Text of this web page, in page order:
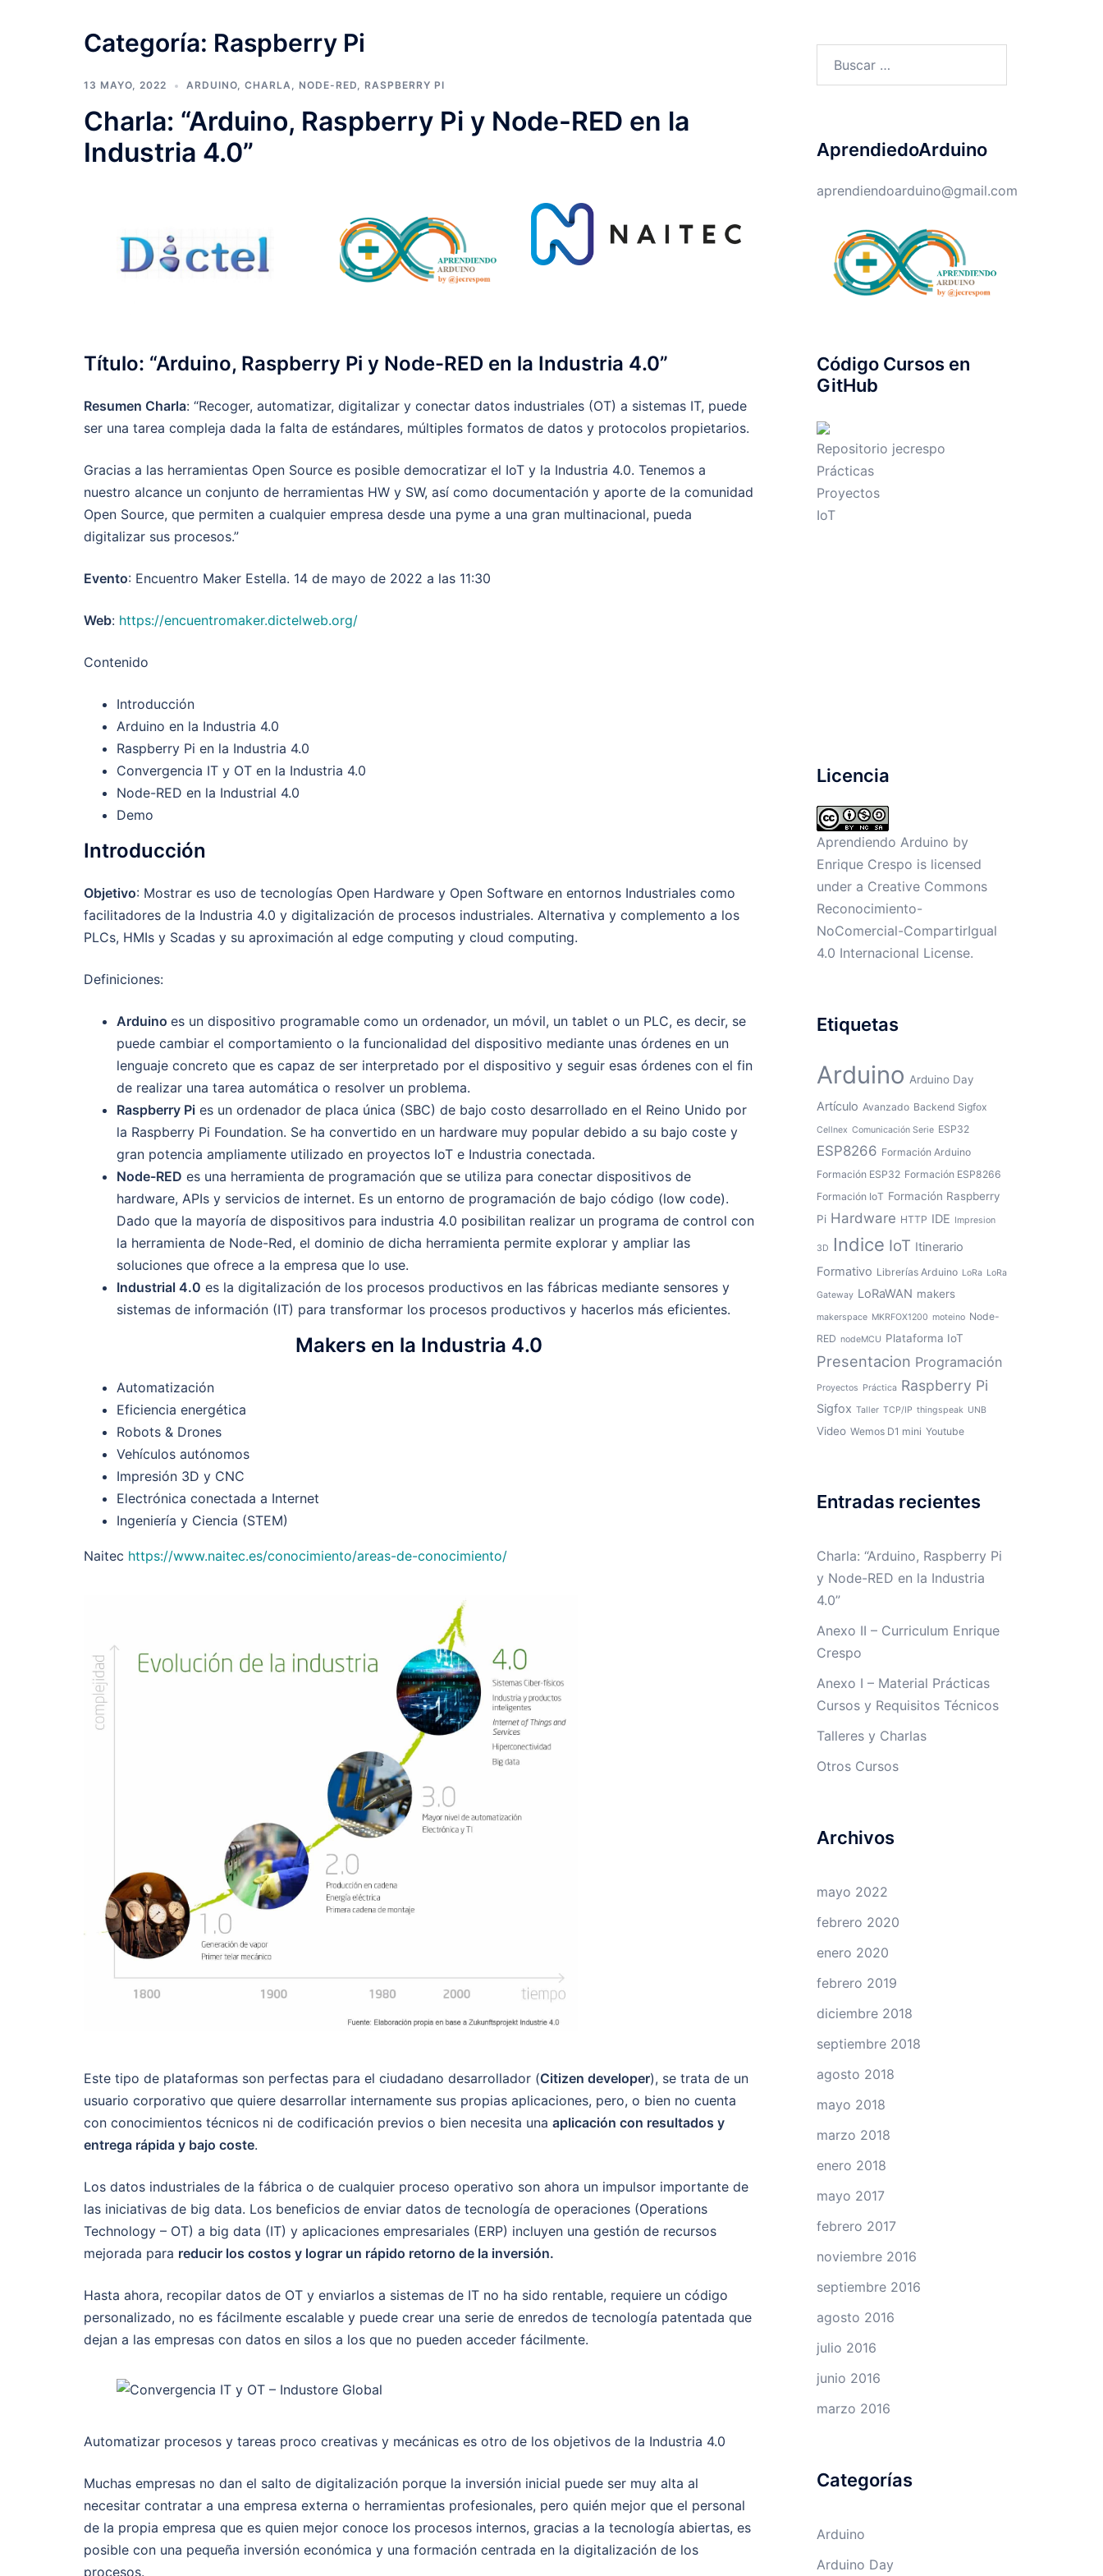
Categoría: Raspberry Pi
13 MAYO, 2022 ARDUINO, CHARLA, NODE-RED, RASPBERRY PI
Charla: “Arduino, Raspberry Pi y Node-RED en la
Industria 4.0”
Título: “Arduino, Raspberry Pi y Node-RED en la Industria 4.0”
Resumen Charla: “Recoger, automatizar, digitalizar y conectar datos industriales (OT) a sistemas IT, puede
ser una tarea compleja dada la falta de estándares, múltiples formatos de datos y protocolos propietarios.
Gracias a las herramientas Open Source es posible democratizar el IoT y la Industria 4.0. Tenemos a
nuestro alcance un conjunto de herramientas HW y SW, así como documentación y aporte de la comunidad
Open Source, que permiten a cualquier empresa desde una pyme a una gran multinacional, pueda
digitalizar sus procesos.”
Evento: Encuentro Maker Estella. 14 de mayo de 2022 a las 11:30
Web: https://encuentromaker.dictelweb.org/
Contenido
Introducción
Arduino en la Industria 4.0
Raspberry Pi en la Industria 4.0
Convergencia IT y OT en la Industria 4.0
Node-RED en la Industrial 4.0
Demo
Introducción
Objetivo: Mostrar es uso de tecnologías Open Hardware y Open Software en entornos Industriales como
facilitadores de la Industria 4.0 y digitalización de procesos industriales. Alternativa y complemento a los
PLCs, HMIs y Scadas y su aproximación al edge computing y cloud computing.
Definiciones:
Arduino es un dispositivo programable como un ordenador, un móvil, un tablet o un PLC, es decir, se
puede cambiar el comportamiento o la funcionalidad del dispositivo mediante unas órdenes en un
lenguaje concreto que es capaz de ser interpretado por el dispositivo y seguir esas órdenes con el fin
de realizar una tarea automática o resolver un problema.
Raspberry Pi es un ordenador de placa única (SBC) de bajo costo desarrollado en el Reino Unido por
la Raspberry Pi Foundation. Se ha convertido en un hardware muy popular debido a su bajo coste y
gran potencia ampliamente utilizado en proyectos IoT e Industria conectada.
Node-RED es una herramienta de programación que se utiliza para conectar dispositivos de
hardware, APIs y servicios de internet. Es un entorno de programación de bajo código (low code).
Dado que la mayoría de dispositivos para industria 4.0 posibilitan realizar un programa de control con
la herramienta de Node-Red, el dominio de dicha herramienta permite explorar y ampliar las
soluciones que ofrece a la empresa que lo use.
Industrial 4.0 es la digitalización de los procesos productivos en las fábricas mediante sensores y
sistemas de información (IT) para transformar los procesos productivos y hacerlos más eficientes.
Makers en la Industria 4.0
Automatización
Eficiencia energética
Robots & Drones
Vehículos autónomos
Impresión 3D y CNC
Electrónica conectada a Internet
Ingeniería y Ciencia (STEM)
Naitec https://www.naitec.es/conocimiento/areas-de-conocimiento/
Este tipo de plataformas son perfectas para el ciudadano desarrollador (Citizen developer), se trata de un
usuario corporativo que quiere desarrollar internamente sus propias aplicaciones, pero, o bien no cuenta
con conocimientos técnicos ni de codificación previos o bien necesita una aplicación con resultados y
entrega rápida y bajo coste.
Los datos industriales de la fábrica o de cualquier proceso operativo son ahora un impulsor importante de
las iniciativas de big data. Los beneficios de enviar datos de tecnología de operaciones (Operations
Technology – OT) a big data (IT) y aplicaciones empresariales (ERP) incluyen una gestión de recursos
mejorada para reducir los costos y lograr un rápido retorno de la inversión.
Hasta ahora, recopilar datos de OT y enviarlos a sistemas de IT no ha sido rentable, requiere un código
personalizado, no es fácilmente escalable y puede crear una serie de enredos de tecnología patentada que
dejan a las empresas con datos en silos a los que no pueden acceder fácilmente.
Automatizar procesos y tareas proco creativas y mecánicas es otro de los objetivos de la Industria 4.0
Muchas empresas no dan el salto de digitalización porque la inversión inicial puede ser muy alta al
necesitar contratar a una empresa externa o herramientas profesionales, pero quién mejor que el personal
de la propia empresa que es quien mejor conoce los procesos internos, gracias a la tecnología abiertas, es
posible con una pequeña inversión económica y una formación centrada en la digitalización de los
procesos.
AprendiedoArduino
aprendiendoarduino@gmail.com
Código Cursos en
GitHub
Repositorio jecrespo
Prácticas
Proyectos
IoT
Licencia
Aprendiendo Arduino by
Enrique Crespo is licensed
under a Creative Commons
Reconocimiento-
NoComercial-CompartirIgual
4.0 Internacional License.
Etiquetas
Arduino Arduino Day
Artículo Avanzado Backend Sigfox
Cellnex Comunicación Serie ESP32
ESP8266 Formación Arduino
Formación ESP32 Formación ESP8266
Formación IoT Formación Raspberry
Pi Hardware HTTP IDE Impresion
3D Indice IoT Itinerario
Formativo Librerías Arduino LoRa LoRa
Gateway LoRaWAN makers
makerspace MKRFOX1200 moteino Node-
RED nodeMCU Plataforma IoT
Presentacion Programación
Proyectos Práctica Raspberry Pi
Sigfox Taller TCP/IP thingspeak UNB
Video Wemos D1 mini Youtube
Entradas recientes
Charla: “Arduino, Raspberry Pi
y Node-RED en la Industria
4.0”
Anexo II – Curriculum Enrique
Crespo
Anexo I – Material Prácticas
Cursos y Requisitos Técnicos
Talleres y Charlas
Otros Cursos
Archivos
mayo 2022
febrero 2020
enero 2020
febrero 2019
diciembre 2018
septiembre 2018
agosto 2018
mayo 2018
marzo 2018
enero 2018
mayo 2017
febrero 2017
noviembre 2016
septiembre 2016
agosto 2016
julio 2016
junio 2016
marzo 2016
Categorías
Arduino
Arduino Day